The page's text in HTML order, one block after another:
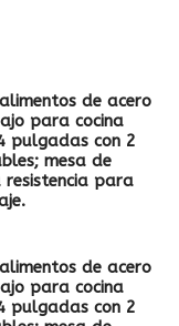
de acero
para cocina
pulgadas con 2
mesa de
para
de acero
para cocina
pulgadas con 2